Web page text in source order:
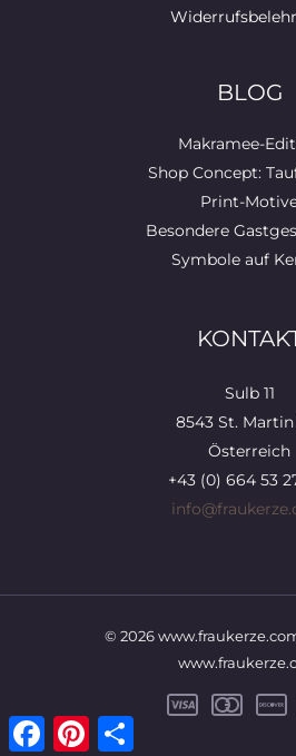
BLOG
Makramee-
Shop Concept:
Print-
Besondere
Symbole auf
Sulb 11
8543 St. Martin
Österreich
+43 (0) 664 53
© 2026
FacebookPinterest